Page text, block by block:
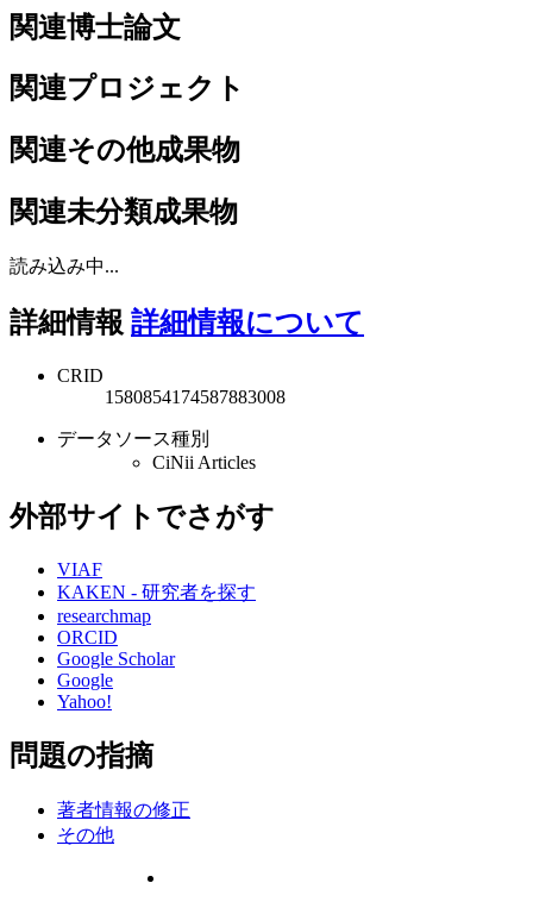
関連博士論文
関連プロジェクト
関連その他成果物
関連未分類成果物
読み込み中...
詳細情報 詳細情報について
CRID
1580854174587883008
データソース種別
CiNii Articles
外部サイトでさがす
VIAF
KAKEN - 研究者を探す
researchmap
ORCID
Google Scholar
Google
Yahoo!
問題の指摘
著者情報の修正
その他